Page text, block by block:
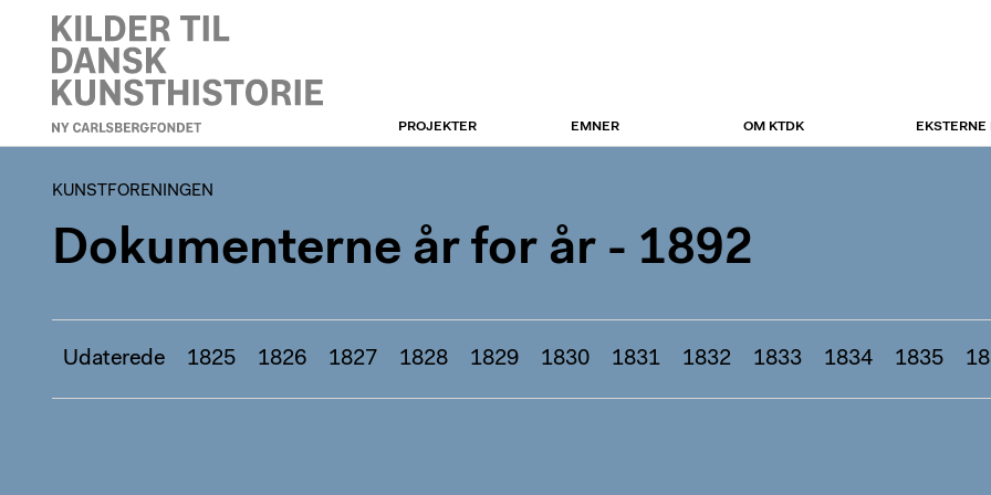
KUNSTFORENINGEN
PROJEKTER EMNER OM KTDK EKSTERNE
KUNSTFORENINGEN
Dokumenterne år for år - 1892
Udaterede 1825 1826 1827 1828 1829 1830 1831 1832 1833 1834 1835